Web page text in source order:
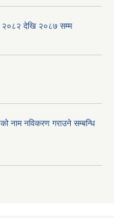
२०८२ देखि २०८७ सम्म
नाम नविकरण गराउने सम्बन्धि